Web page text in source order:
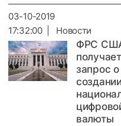
03-10-2019
17:32:00 | Новости
ФРС
получает
запрос о
создании
валюты